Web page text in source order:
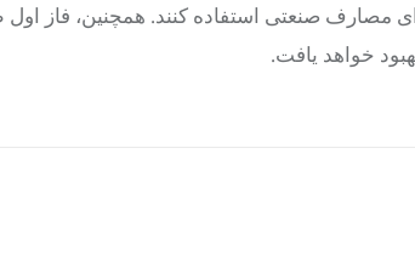
صنعتی استفاده کنند. همچنین، فاز اول
خواهد یافت.